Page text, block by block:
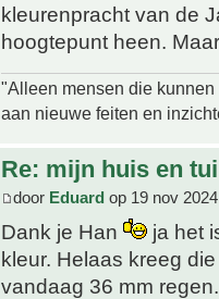
kleurenpracht van de
hoogtepunt heen.
"Alleen mensen die
aan nieuwe feiten en
Re: mijn huis en
door Eduard op 19 nov
Dank je Han
ja het
kleur. Helaas kreeg
vandaag 36 mm